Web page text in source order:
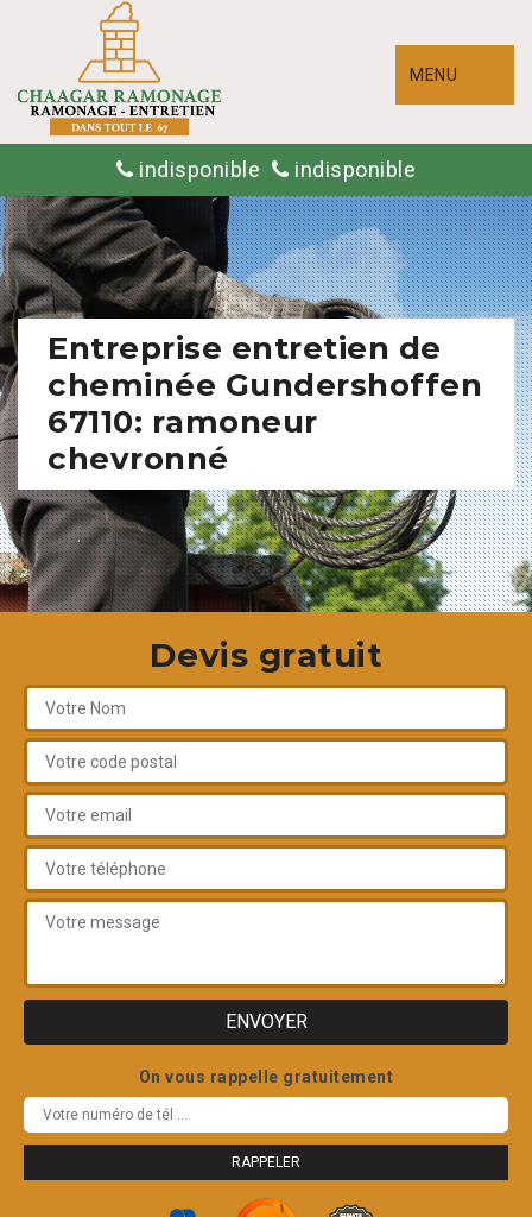
MENU
indisponible indisponible
Entreprise entretien de
cheminée Gundershoffen
67110: ramoneur
chevronné
Devis gratuit
On vous rappelle gratuitement